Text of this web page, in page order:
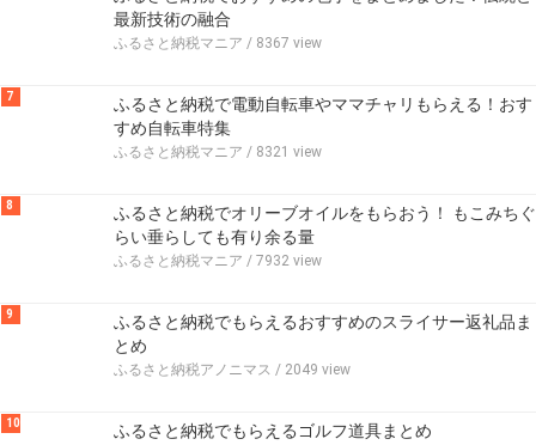
最新技術の融合
ふるさと納税マニア / 8367 view
7
ふるさと納税で電動自転車やママチャリもらえる！おす
すめ自転車特集
ふるさと納税マニア / 8321 view
8
ふるさと納税でオリーブオイルをもらおう！ もこみちぐ
らい垂らしても有り余る量
ふるさと納税マニア / 7932 view
9
ふるさと納税でもらえるおすすめのスライサー返礼品ま
とめ
ふるさと納税アノニマス / 2049 view
10 ふるさと納税でもらえるゴルフ道具まとめ